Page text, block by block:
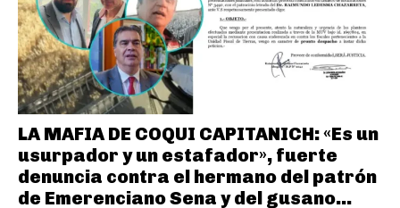
LA MAFIA DE COQUI CAPITANICH: «Es un
usurpador y un estafador», fuerte
denuncia contra el hermano del patrón
de Emerenciano Sena y del gusano...